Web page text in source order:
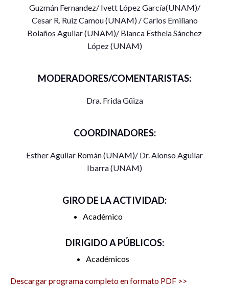
Modera Dra. Frida Güiza
Guzmán Fernandez/ Ivett López García(UNAM)/
Cesar R. Ruiz Camou (UNAM) / Carlos Emiliano
Bolaños Aguilar (UNAM)/ Blanca Esthela Sánchez
López (UNAM)
MODERADORES/COMENTARISTAS:
Dra. Frida Güiza
COORDINADORES:
Esther Aguilar Román (UNAM)/ Dr. Alonso Aguilar
Ibarra (UNAM)
GIRO DE LA ACTIVIDAD:
Académico
DIRIGIDO A PÚBLICOS:
Académicos
Descargar programa completo en formato PDF >>